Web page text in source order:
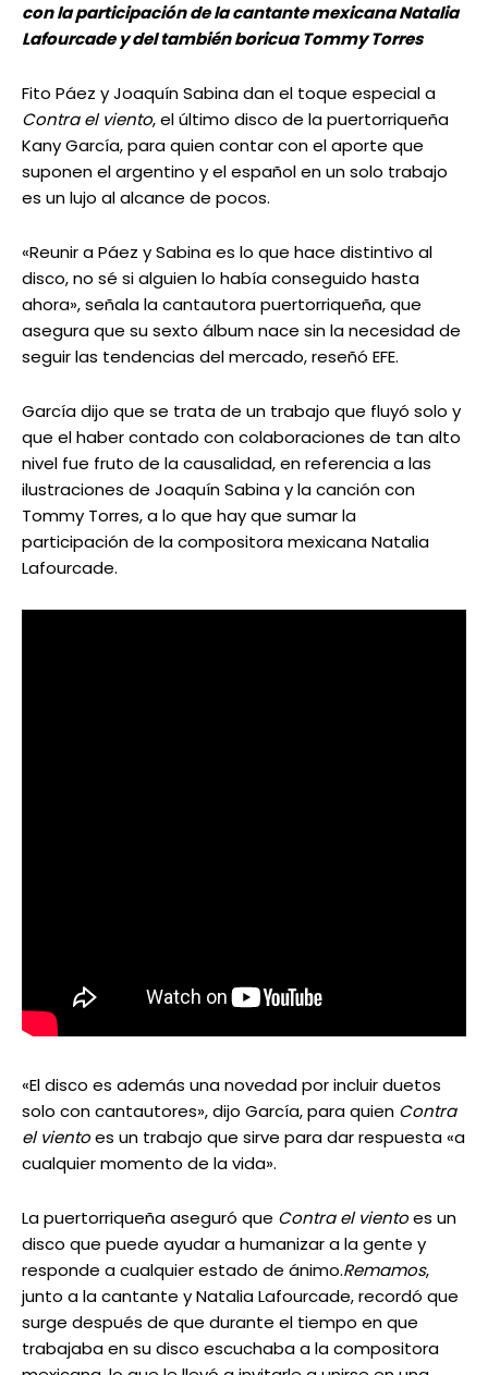
con la participación de la cantante mexicana Natalia
Lafourcade y del también boricua Tommy Torres
Fito Páez y Joaquín Sabina dan el toque especial a
Contra el viento, el último disco de la puertorriqueña
Kany García, para quien contar con el aporte que
suponen el argentino y el español en un solo trabajo
es un lujo al alcance de pocos.
«Reunir a Páez y Sabina es lo que hace distintivo al
disco, no sé si alguien lo había conseguido hasta
ahora», señala la cantautora puertorriqueña, que
asegura que su sexto álbum nace sin la necesidad de
seguir las tendencias del mercado, reseñó EFE.
García dijo que se trata de un trabajo que fluyó solo y
que el haber contado con colaboraciones de tan alto
nivel fue fruto de la causalidad, en referencia a las
ilustraciones de Joaquín Sabina y la canción con
Tommy Torres, a lo que hay que sumar la
participación de la compositora mexicana Natalia
Lafourcade.
«El disco es además una novedad por incluir duetos
solo con cantautores», dijo García, para quien Contra
el vientoes un trabajo que sirve para dar respuesta «a
cualquier momento de la vida».
La puertorriqueña aseguró que Contra el vientoes un
disco que puede ayudar a humanizar a la gente y
responde a cualquier estado de ánimo.Remamos,
junto a la cantante y Natalia Lafourcade, recordó que
surge después de que durante el tiempo en que
trabajaba en su disco escuchaba a la compositora